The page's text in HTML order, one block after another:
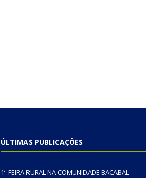
ÚLTIMAS PUBLICAÇÕES
1ª FEIRA RURAL NA COMUNIDADE BACABAL